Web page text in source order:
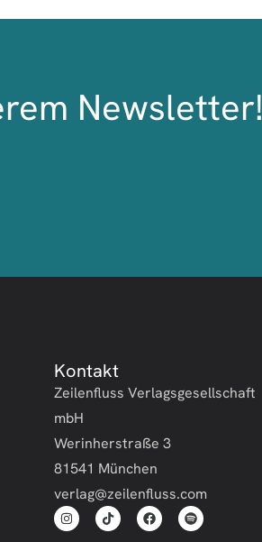
Newsletter!
Kontakt
Zeilenfluss Verlagsgesellschaft
mbH
Werinherstraße 3
81541 München
verlag@zeilenfluss.com